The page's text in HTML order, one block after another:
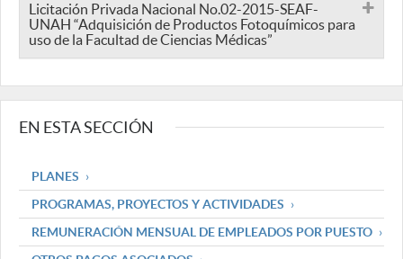
Licitación Privada Nacional No.02-2015-SEAF-
UNAH “Adquisición de Productos Fotoquímicos para
uso de la Facultad de Ciencias Médicas”
EN ESTA SECCIÓN
PLANES
PROGRAMAS, PROYECTOS Y ACTIVIDADES
REMUNERACIÓN MENSUAL DE EMPLEADOS POR PUESTO